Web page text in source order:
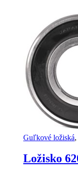
Guľkové ložiská,
Ložisko